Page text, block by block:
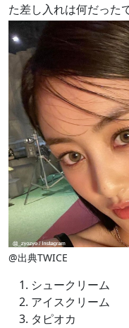
た差し入れは何だった
@出典TWICE
シュークリーム
アイスクリーム
タピオカ